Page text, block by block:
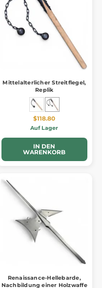
Mittelalterlicher Streitflegel,
Replik
$118.80
Auf Lager
IN DEN
WARENKORB
Renaissance-Hellebarde,
Nachbildung einer Holzwaffe